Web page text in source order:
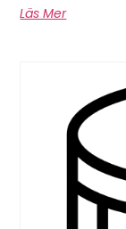
Läs Mer